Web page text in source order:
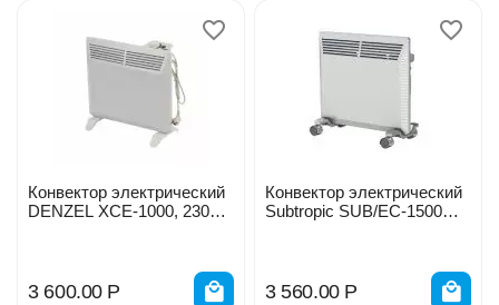
Конвектор электрический
DENZEL XCE-1000, 230В,
3 600.00 Р
Конвектор электрический
Subtropic SUB/EC-1500
3 560.00 Р